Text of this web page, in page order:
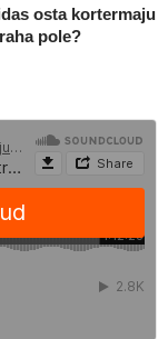
osta kortermaju
pole?